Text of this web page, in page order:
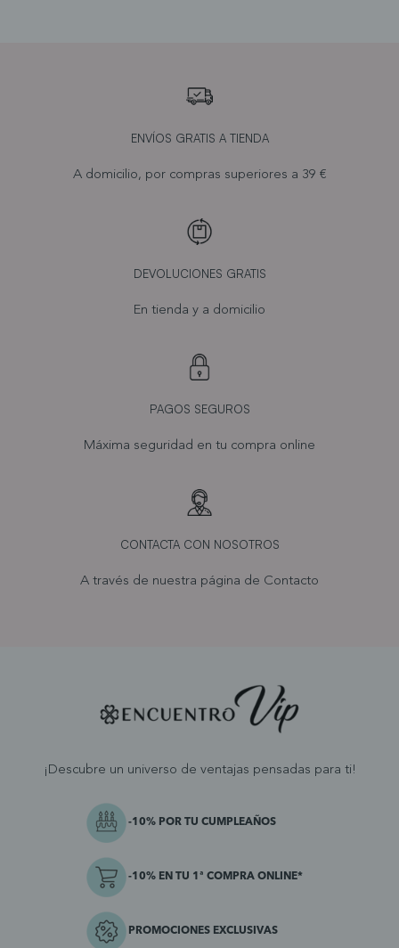
ENVÍOS GRATIS A TIENDA
A domicilio, por compras superiores a 39 €
DEVOLUCIONES GRATIS
En tienda y a domicilio
PAGOS SEGUROS
Máxima seguridad en tu compra online
CONTACTA CON NOSOTROS
A través de nuestra página de Contacto
¡Descubre un universo de ventajas pensadas para ti!
-10% POR TU CUMPLEAÑOS
-10% EN TU 1ª COMPRA ONLINE*
PROMOCIONES EXCLUSIVAS